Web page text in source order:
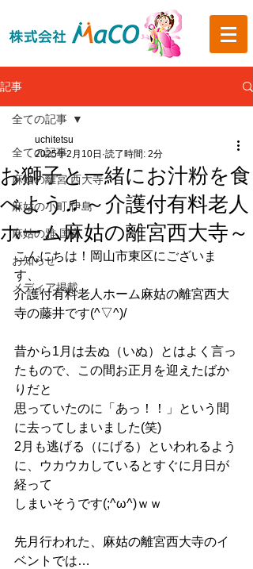
記事
全ての記事
麻姑の離宮 西大寺
麻姑の小町 伊島
麻姑の雅 国富
お知らせ
メディア掲載
全ての記事
お獅子と一緒にお汁粉を食
べよう♬～介護付有料老人
ホーム麻姑の離宮西大寺～
uchitetsu
2025年2月10日 読了時間: 2分
こんにちは！岡山市東区にございま
す、
介護付有料老人ホーム麻姑の離宮西大
寺の藤井です(^▽^)/
昔から1月は去ぬ（いぬ）とはよく言っ
たもので、この間お正月を迎えたばか
りだと
思っていたのに「あっ！！」という間
に去ってしまいました(笑)
2月も逃げる（にげる）といわれるよう
に、ウカウカしているとすぐに月日が
経って
しまいそうです(;^ω^)ｗｗ
先月行われた、麻姑の離宮西大寺のイ
ベントでは…